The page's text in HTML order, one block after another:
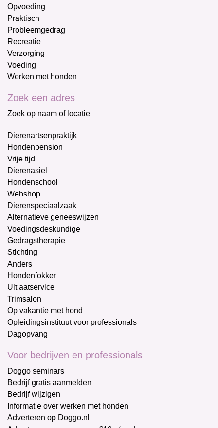
Opvoeding
Praktisch
Probleemgedrag
Recreatie
Verzorging
Voeding
Werken met honden
Zoek een adres
Zoek op naam of locatie
Dierenartsenpraktijk
Hondenpension
Vrije tijd
Dierenasiel
Hondenschool
Webshop
Dierenspeciaalzaak
Alternatieve geneeswijzen
Voedingsdeskundige
Gedragstherapie
Stichting
Anders
Hondenfokker
Uitlaatservice
Trimsalon
Op vakantie met hond
Opleidingsinstituut voor professionals
Dagopvang
Voor bedrijven en professionals
Doggo seminars
Bedrijf gratis aanmelden
Bedrijf wijzigen
Informatie over werken met honden
Adverteren op Doggo.nl